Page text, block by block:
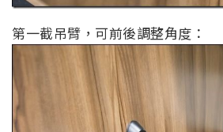
第一截吊臂，可前後調整角度：